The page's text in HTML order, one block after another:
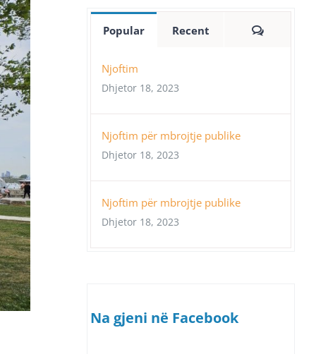
Popular Recent
Njoftim
Dhjetor 18, 2023
Njoftim për mbrojtje publike
Dhjetor 18, 2023
Njoftim për mbrojtje publike
Dhjetor 18, 2023
Na gjeni në Facebook